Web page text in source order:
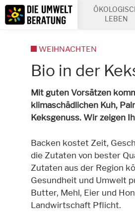
Inhalt
Suche
LEBEN
Bio in der
Mit guten Vorsätzen
klimaschädlichen Kuh,
Keksgenuss. Wir zeigen
Backen kostet Zeit,
die Zutaten von bester
Zutaten aus der Region
Gesundheit und Umwelt
Butter, Mehl, Eier und
Landwirtschaft Pflicht.
WEIHNACHTEN